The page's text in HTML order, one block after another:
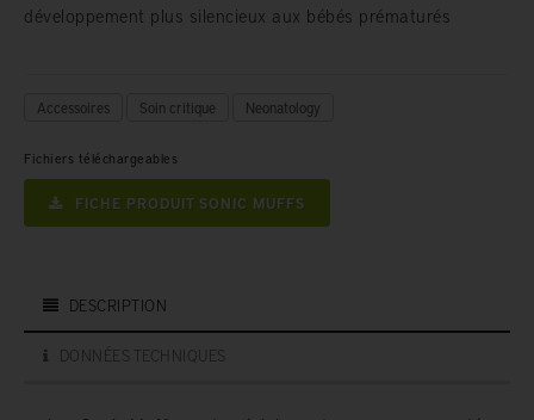
développement plus silencieux aux bébés prématurés
Accessoires Soin critique Neonatology
Fichiers téléchargeables
FICHE PRODUIT SONIC MUFFS
DESCRIPTION
DONNÉES TECHNIQUES